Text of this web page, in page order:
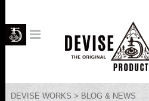
DEVISE WORKS > BLOG & NEWS